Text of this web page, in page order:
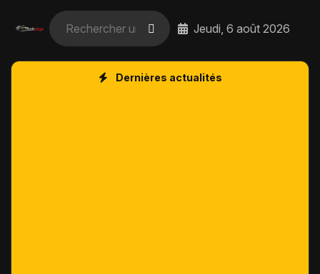
Jeudi, 6 août 2026
Dernières actualités